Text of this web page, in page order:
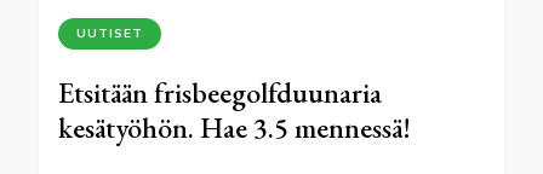
UUTISET
Etsitään frisbeegolfduunaria
kesätyöhön. Hae 3.5 mennessä!